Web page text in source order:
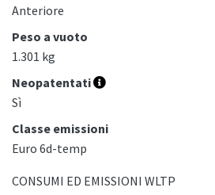
Anteriore
Peso a vuoto
1.301 kg
Neopatentati
Sì
Classe emissioni
Euro 6d-temp
CONSUMI ED EMISSIONI WLTP